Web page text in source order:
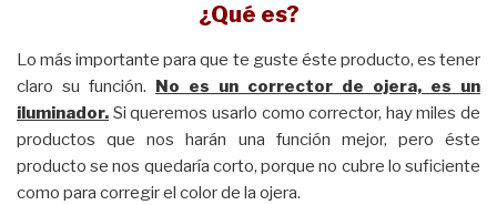
¿Qué es?
Lo más importante para que te guste éste producto, es tener
claro su función. No es un corrector de ojera, es un
iluminador. Si queremos usarlo como corrector, hay miles de
productos que nos harán una función mejor, pero éste
producto se nos quedaría corto, porque no cubre lo suficiente
como para corregir el color de la ojera.